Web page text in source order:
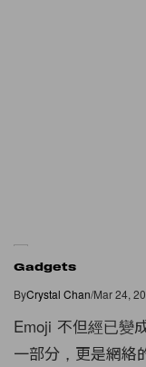
Gadgets
ByCrystal Chan/Mar 24,
Emoji 不但經已變
一部分，更是網絡